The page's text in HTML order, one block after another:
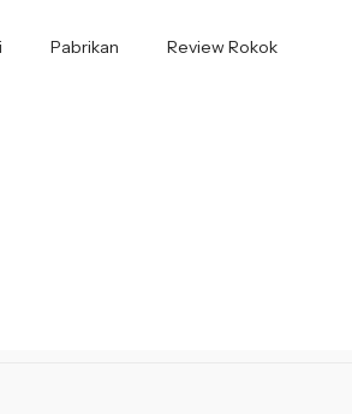
Pabrikan Review Rokok